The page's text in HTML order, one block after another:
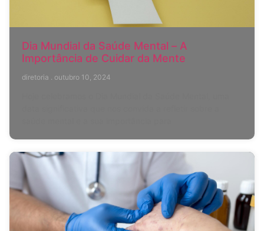
Dia Mundial da Saúde Mental – A
Importância de Cuidar da Mente
diretoria outubro 10, 2024